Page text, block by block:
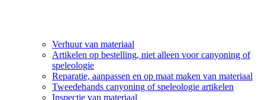
Verhuur van materiaal
Artikelen op bestelling, niet alleen voor canyoning of
speleologie
Reparatie, aanpassen en op maat maken van materiaal
Tweedehands canyoning of speleologie artikelen
Inspectie van materiaal